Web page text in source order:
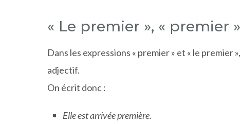
« Le premier », « premier »
Dans les expressions « premier » et « le premier
adjectif.
On écrit donc :
Elle est arrivée première.